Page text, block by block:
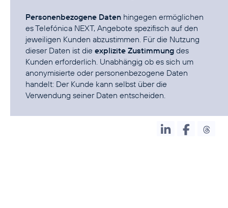
Personenbezogene Daten hingegen ermöglichen
es Telefónica NEXT, Angebote spezifisch auf den
jeweiligen Kunden abzustimmen. Für die Nutzung
dieser Daten ist die explizite Zustimmung des
Kunden erforderlich. Unabhängig ob es sich um
anonymisierte oder personenbezogene Daten
handelt: Der Kunde kann selbst über die
Verwendung seiner Daten entscheiden.